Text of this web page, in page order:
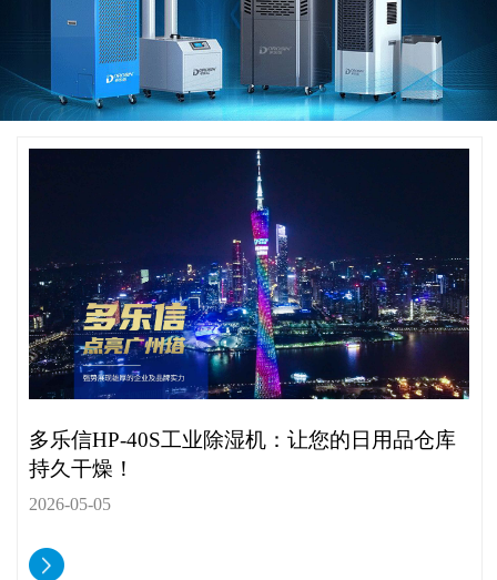
多乐信HP-40S工业除湿机：让您的日用品仓库
持久干燥！
2026-05-05